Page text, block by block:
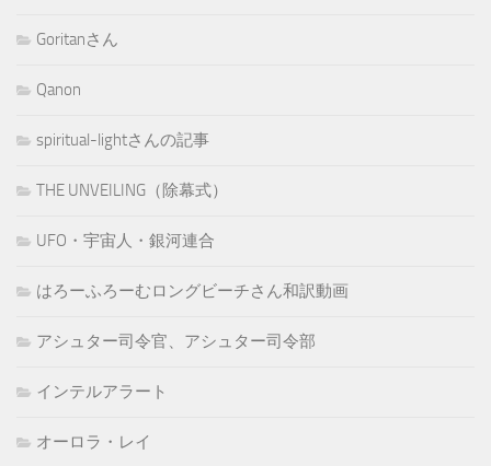
Goritanさん
Qanon
spiritual-lightさんの記事
THE UNVEILING（除幕式）
UFO・宇宙人・銀河連合
はろーふろーむロングビーチさん和訳動画
アシュター司令官、アシュター司令部
インテルアラート
オーロラ・レイ